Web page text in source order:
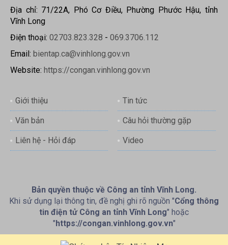
Địa chỉ: 71/22A, Phó Cơ Điều, Phường Phước Hậu, tỉnh
Vĩnh Long
Điện thoại: 02703.823.328 - 069.3706.112
Email: bientap.ca@vinhlong.gov.vn
Website: https://congan.vinhlong.gov.vn
Giới thiệu Tin tức
Văn bản Câu hỏi thường gặp
Liên hệ - Hỏi đáp Video
Bản quyền thuộc về Công an tỉnh Vĩnh Long.
Khi sử dụng lại thông tin, đề nghị ghi rõ nguồn "Cổng thông
tin điện tử Công an tỉnh Vĩnh Long" hoặc
"https://congan.vinhlong.gov.vn"